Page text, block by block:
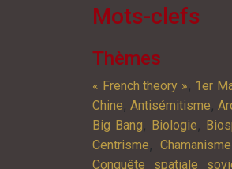
Mots-clefs
Thèmes
« French theory », 1er
Chine, Antisémitisme,
Big Bang, Biologie,
Centrisme, Chamanisme
Conquête spatiale